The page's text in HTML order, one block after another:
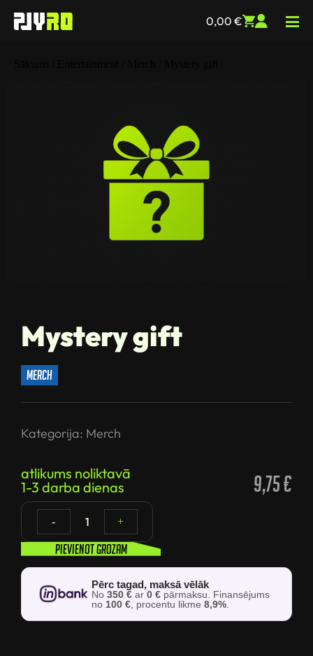
0,00 €
Mystery gift
merch
Kategorija: Merch
atlikums noliktavā
1-3 darba dienas
9,75€
- 1 +
Pievienot grozam
Pērc tagad, maksā vēlāk
No350 € ar0 € pārmaksu. Finansējums
no 100 € , procentu likme8,9%